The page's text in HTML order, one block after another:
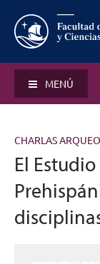
MENÚ
CHARLAS
El